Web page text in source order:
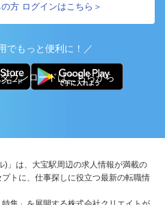
方 ログインはこちら＞
でもっと便利に！／
ウンロードはこちらから
)」は、大宝駅周辺の求人情報が満載の
トに、仕事探しに役立つ最新の転職情